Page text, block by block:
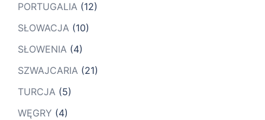
PORTUGALIA (12)
SŁOWACJA (10)
SŁOWENIA (4)
SZWAJCARIA (21)
TURCJA (5)
WĘGRY (4)